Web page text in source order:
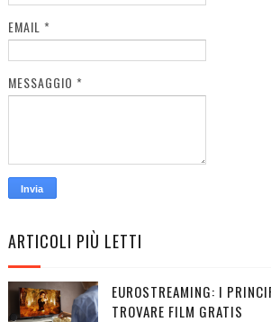
EMAIL *
MESSAGGIO *
ARTICOLI PIÙ LETTI
EUROSTREAMING: I
TROVARE FILM GRATIS